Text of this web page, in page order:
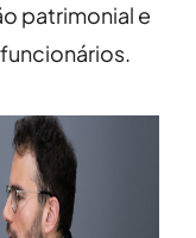
patrimonial e